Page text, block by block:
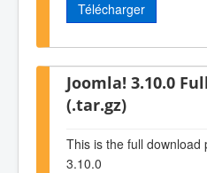
Télécharger
Joomla! 3.10.0
(.tar.gz)
This is the full download
3.10.0